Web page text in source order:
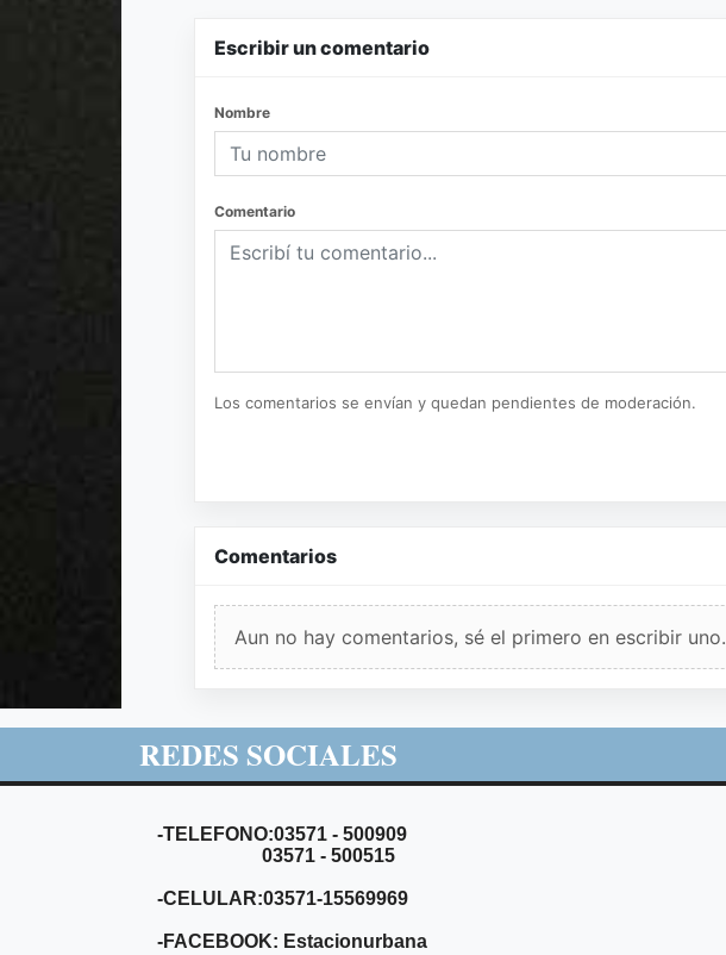
Escribir un comentario
Nombre
Comentario
Los comentarios se envían y quedan pendientes de moderación.
Comentarios
Aun no hay comentarios, sé el primero en escribir uno.
REDES SOCIALES
-TELEFONO:03571 - 500909
03571 - 500515
-CELULAR:03571-15569969
-FACEBOOK: Estacionurbana